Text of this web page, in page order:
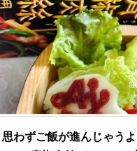
思わずご飯が進んじゃう